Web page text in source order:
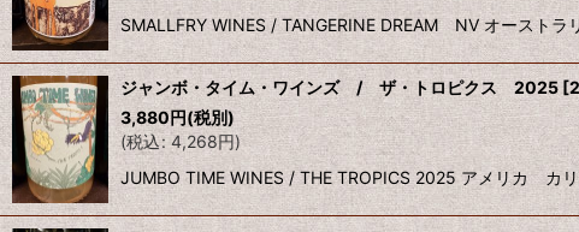
SMALLFRY WINES / TANGERINE DREAM NV オース
ジャンボ・タイム・ワインズ / ザ・トロピクス 2025 [
3,880円(税別)
(税込: 4,268円)
JUMBO TIME WINES / THE TROPICS 2025 アメリカ カ